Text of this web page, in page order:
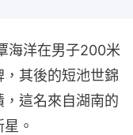
海洋在男子200米
其後的短池世錦
這名來自湖南的
。